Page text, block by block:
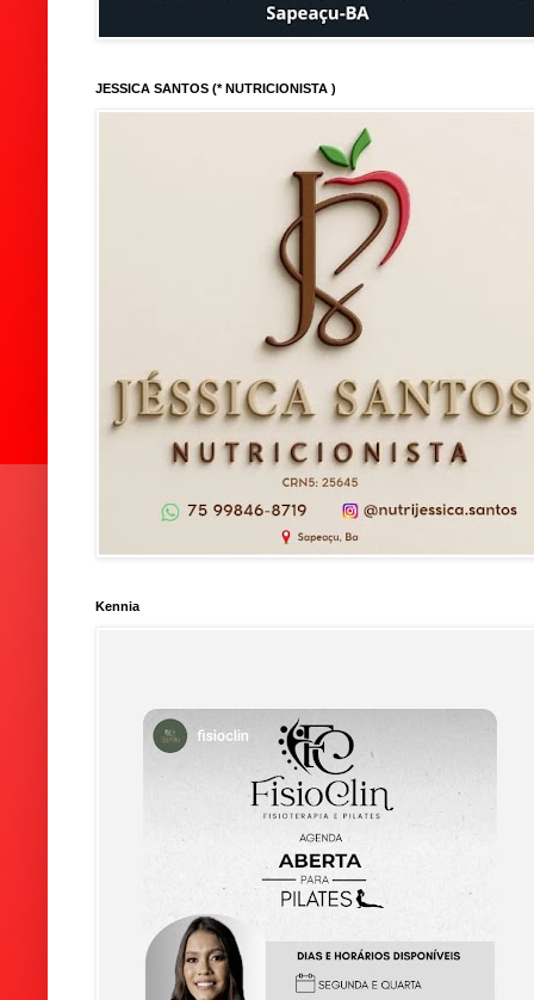
JESSICA SANTOS (* NUTRICIONISTA )
Kennia